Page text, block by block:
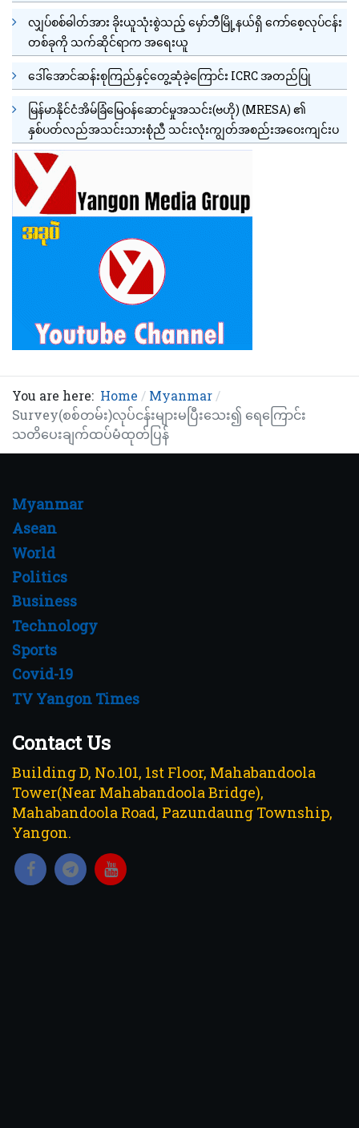
လျှပ်စစ်ဓါတ်အား ခိုးယူသုံးစွဲသည့် မှော်ဘီမြို့နယ်ရှိ ကော်စေ့လုပ်ငန်း
တစ်ခုကို သက်ဆိုင်ရာက အရေးယူ
ဒေါ်အောင်ဆန်းစုကြည်နှင့်တွေ့ဆုံခဲ့ကြောင်း ICRC အတည်ပြု
မြန်မာနိုင်ငံအိမ်ခြံမြေဝန်ဆောင်မှုအသင်း(ဗဟို) (MRESA) ၏
နှစ်ပတ်လည်အသင်းသားစုံညီ သင်းလုံးကျွတ်အစည်းအဝေးကျင်းပ
You are here: Home
Myanmar
Survey(စစ်တမ်း)လုပ်ငန်းများမပြီးသေး၍ ရေကြောင်း
သတိပေးချက်ထပ်မံထုတ်ပြန်
Myanmar
Asean
World
Politics
Business
Technology
Sports
Covid-19
TV Yangon Times
Contact Us
Building D, No.101, 1st Floor, Mahabandoola
Tower(Near Mahabandoola Bridge),
Mahabandoola Road, Pazundaung Township,
Yangon.